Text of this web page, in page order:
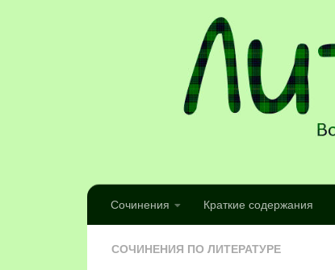
Сочинения Краткие содержания
СОЧИНЕНИЯ ПО ЛИТЕРАТУРЕ